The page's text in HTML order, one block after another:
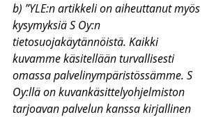
b) ”YLE:n artikkeli on aiheuttanut myös
kysymyksiä S Oy:n
tietosuojakäytännöistä. Kaikki
kuvamme käsitellään turvallisesti
omassa palvelinympäristössämme. S
Oy:llä on kuvankäsittelyohjelmiston
tarjoavan palvelun kanssa kirjallinen